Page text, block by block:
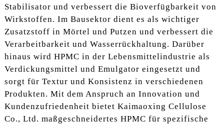
Stabilisator und verbessert die Bioverfügbarkeit von
Wirkstoffen. Im Bausektor dient es als wichtiger
Zusatzstoff in Mörtel und Putzen und verbessert die
Verarbeitbarkeit und Wasserrückhaltung. Darüber
hinaus wird HPMC in der Lebensmittelindustrie als
Verdickungsmittel und Emulgator eingesetzt und
sorgt für Textur und Konsistenz in verschiedenen
Produkten. Mit dem Anspruch an Innovation und
Kundenzufriedenheit bietet Kaimaoxing Cellulose
Co., Ltd. maßgeschneidertes HPMC für spezifische